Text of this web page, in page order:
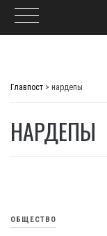
Главпост > нардепы
НАРДЕПЫ
ОБЩЕСТВО